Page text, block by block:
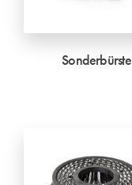
Sonderbürste